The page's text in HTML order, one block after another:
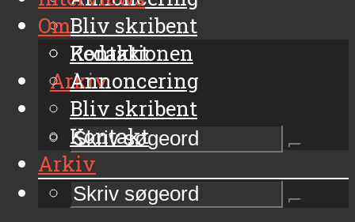
Bliv skribent
Kontakt
Arkiv
Om
Redaktionen
Annoncering
Bliv skribent
Kontakt
Arkiv